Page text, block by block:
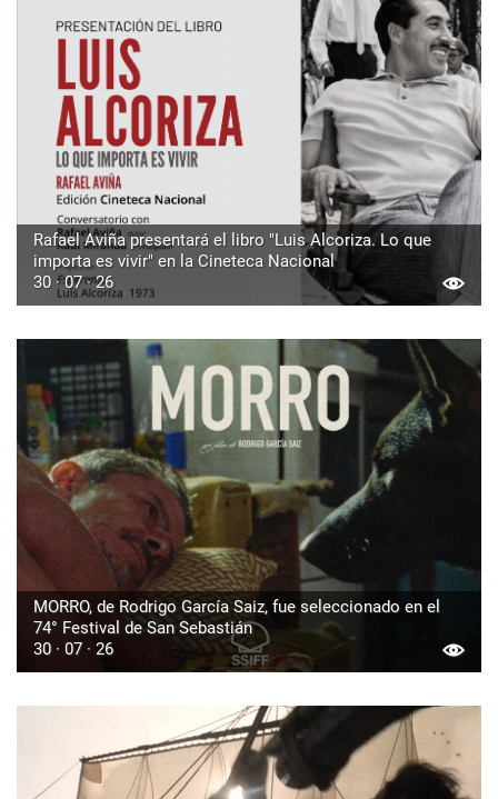
Rafael Aviña presentará el libro "Luis Alcoriza. Lo que
importa es vivir" en la Cineteca Nacional
30 · 07 · 26
MORRO, de Rodrigo García Saiz, fue seleccionado en el
74° Festival de San Sebastián
30 · 07 · 26